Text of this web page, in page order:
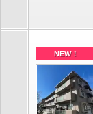
NEW！